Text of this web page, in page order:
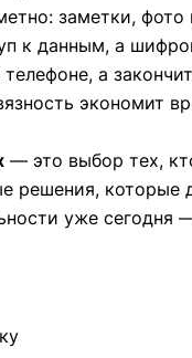
заметки,
к данным, а
телефоне, а
экономит
— это выбор тех,
решения,
уже сегодня